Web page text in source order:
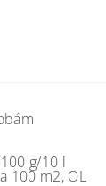
g/10 l
100 m2, OL